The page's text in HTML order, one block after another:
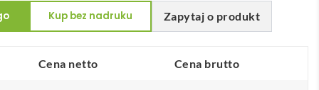
Zapytaj o produkt
Kup bez nadruku
Cena netto Cena brutto